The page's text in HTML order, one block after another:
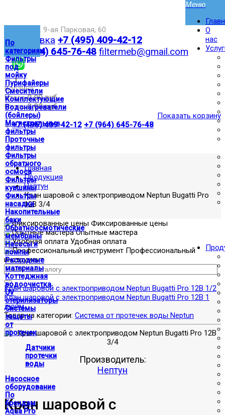
По
категориям
Фильтры
под
мойку
Пурифайеры
Смесители
Комплектующие
Водонагреватели
(бойлеры)
Магистральные
фильтры
Проточные
фильтры
Фильтры
обратного
осмоса
Фильтры
кувшины
Фильтры
насадки
Накопительные
баки
Обратноосмотические
мембраны
Насосы и
помпы
Расходные
материалы
Коттеджная
водоочистка
UV
стерилизаторы
Системы
защиты
от
протечек
Датчики
протечки
воды
Насосное
оборудование
По
брендам
Aqua Pro
Москва,ул. 9-ая Парковая, 60
Доставка +7 (495) 409-42-12
+7 (964) 645-76-48 filtermeb@gmail.com
|
Корзина:
Итого0.00 руб
Итого0.00 руб
Показать корзину
| +7 (495) 409-42-12 +7 (964) 645-76-48
О
нас
Главная
Продукция
Нептун
Кран шаровой с электроприводом Neptun Bugatti Pro
12В 3/4
Фиксированные цены
Опытные мастера
Удобная оплата
Профессиональный
инструмент
Кран шаровой с электроприводом Neptun Bugatti Pro 12В 1/2
Кран шаровой с электроприводом Neptun Bugatti Pro 12В 1
дюйм
Товар из категории: Система от протечек воды Neptun
Производитель:
Нептун
Кран шаровой с